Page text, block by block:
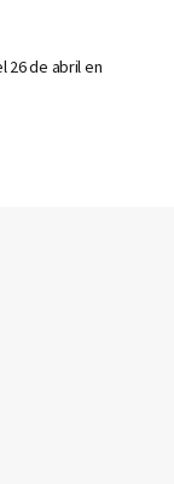
26 de abril en